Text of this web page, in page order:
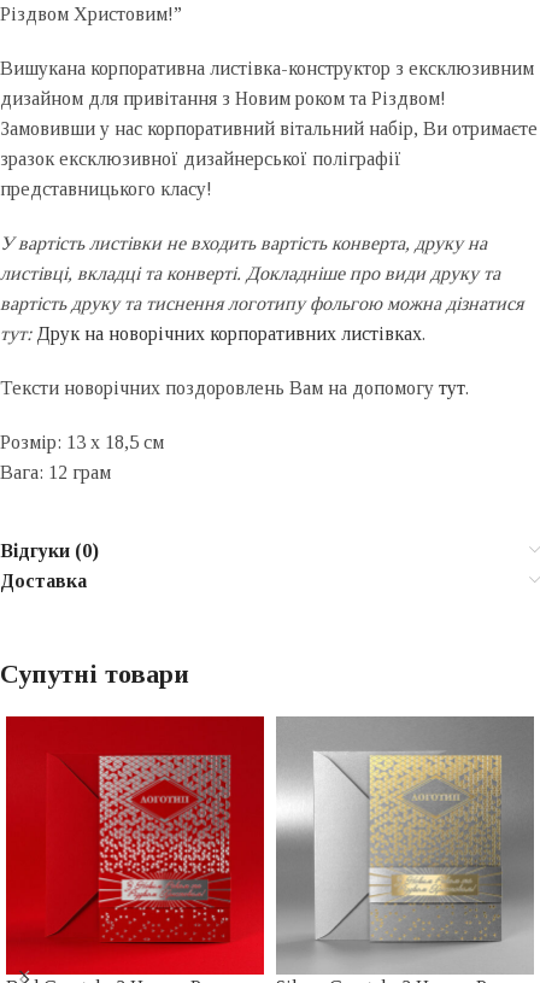
Різдвом Христовим!”
Вишукана корпоративна листівка-конструктор з ексклюзивним
дизайном для привітання з Новим роком та Різдвом!
Замовивши у нас корпоративний вітальний набір, Ви отримаєте
зразок ексклюзивної дизайнерської поліграфії
представницького класу!
У вартість листівки не входить вартість конверта, друку на
листівці, вкладці та конверті. Докладніше про види друку та
вартість друку та тиснення логотипу фольгою можна дізнатися
тут: Друк на новорічних корпоративних листівках.
Тексти новорічних поздоровлень Вам на допомогу тут.
Розмір: 13 x 18,5 см
Вага: 12 грам
Відгуки (0)
Доставка
Супутні товари